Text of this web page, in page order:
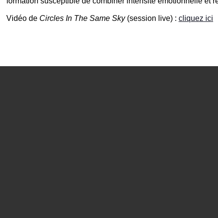
Vidéo de Circles In The Same Sky(session live) : cliquez ici